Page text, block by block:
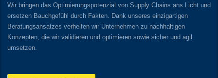
Wir bringen das Optimierungspotenzial von Supply Chains ans Licht und
ersetzen Bauchgefühl durch Fakten. Dank unseres einzigartigen
Beratungsansatzes verhelfen wir Unternehmen zu nachhaltigen
Konzepten, die wir validieren und optimieren sowie sicher und agil
umsetzen.